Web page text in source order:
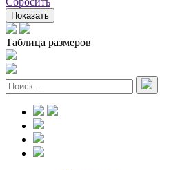
Показать
Таблица размеров